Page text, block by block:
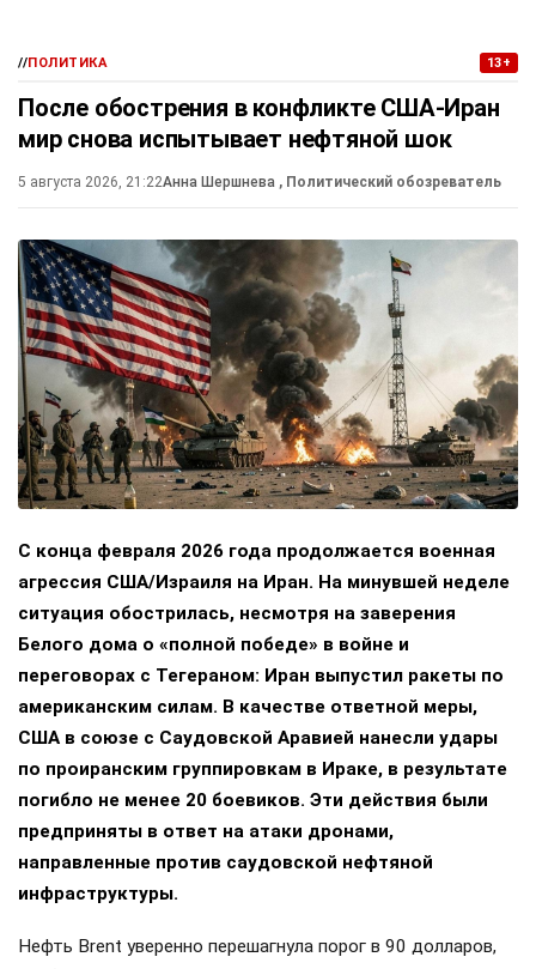
//ПОЛИТИКА 13+
После обострения в конфликте США-Иран
мир снова испытывает нефтяной шок
5 августа 2026, 21:22Анна Шершнева , Политический обозреватель
С конца февраля 2026 года продолжается военная
агрессия США/Израиля на Иран. На минувшей неделе
ситуация обострилась, несмотря на заверения
Белого дома о «полной победе» в войне и
переговорах с Тегераном: Иран выпустил ракеты по
американским силам. В качестве ответной меры,
США в союзе с Саудовской Аравией нанесли удары
по проиранским группировкам в Ираке, в результате
погибло не менее 20 боевиков. Эти действия были
предприняты в ответ на атаки дронами,
направленные против саудовской нефтяной
инфраструктуры.
Нефть Brent уверенно перешагнула порог в 90 долларов,